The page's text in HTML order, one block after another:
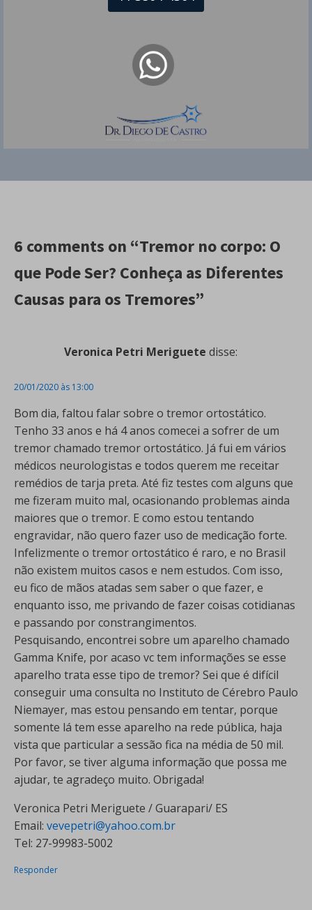
Miastenia gravis e outras doenças.
Também se dedica a reabilitação de
pacientes com AVC, distonias e crianças
aplicação de toxina botulínica (Botox) e
neuromodulação.
6 comments on “Tremor no corpo: O
que Pode Ser? Conheça as Diferentes
Causas para os Tremores”
Veronica Petri Meriguete disse:
20/01/2020 às 13:00
Bom dia, faltou falar sobre o tremor ortostático.
Tenho 33 anos e há 4 anos comecei a sofrer de um
tremor chamado tremor ortostático. Já fui em vários
médicos neurologistas e todos querem me receitar
remédios de tarja preta. Até fiz testes com alguns que
me fizeram muito mal, ocasionando problemas ainda
maiores que o tremor. E como estou tentando
engravidar, não quero fazer uso de medicação forte.
Infelizmente o tremor ortostático é raro, e no Brasil
não existem muitos casos e nem estudos. Com isso,
eu fico de mãos atadas sem saber o que fazer, e
enquanto isso, me privando de fazer coisas cotidianas
e passando por constrangimentos.
Pesquisando, encontrei sobre um aparelho chamado
Gamma Knife, por acaso vc tem informações se esse
aparelho trata esse tipo de tremor? Sei que é difícil
conseguir uma consulta no Instituto de Cérebro Paulo
Niemayer, mas estou pensando em tentar, porque
somente lá tem esse aparelho na rede pública, haja
vista que particular a sessão fica na média de 50 mil.
Por favor, se tiver alguma informação que possa me
ajudar, te agradeço muito. Obrigada!
Veronica Petri Meriguete / Guarapari/ ES
Email: vevepetri@yahoo.com.br
Tel: 27-99983-5002
Responder